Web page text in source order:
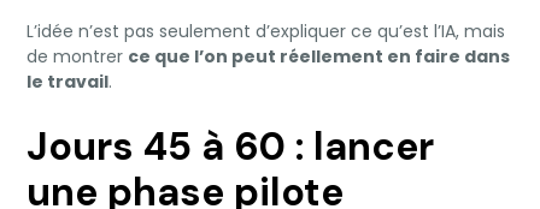
L’idée n’est pas seulement d’expliquer ce qu’est l’IA, mais
de montrer ce que l’on peut réellement en faire dans
le travail.
Jours 45 à 60 : lancer
une phase pilote